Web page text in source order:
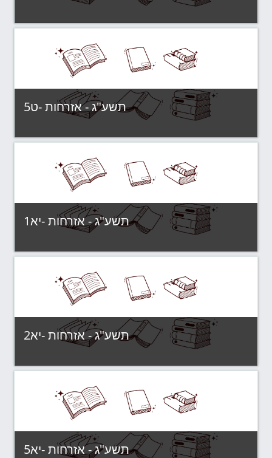
Category:תשע"ג - קבוצות לימוד
View Course
תשע"ג - אזרחות -ט5
Category:תשע"ג - קבוצות לימוד
View Course
תשע"ג - אזרחות -יא1
Category:תשע"ג - קבוצות לימוד
View Course
תשע"ג - אזרחות -יא2
Category:תשע"ג - קבוצות לימוד
View Course
תשע"ג - אזרחות -יא5